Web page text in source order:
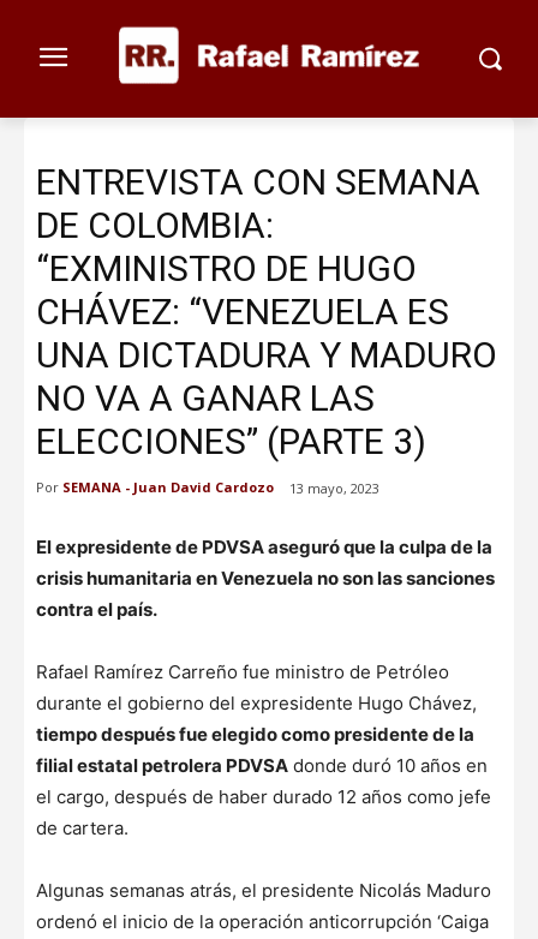
ENTREVISTA CON SEMANA
DE COLOMBIA:
“EXMINISTRO DE HUGO
CHÁVEZ: “VENEZUELA ES
UNA DICTADURA Y MADURO
NO VA A GANAR LAS
ELECCIONES” (PARTE 3)
Por SEMANA - Juan David Cardozo 13 mayo, 2023
El expresidente de PDVSA aseguró que la culpa de la
crisis humanitaria en Venezuela no son las sanciones
contra el país.
Rafael Ramírez Carreño fue ministro de Petróleo
durante el gobierno del expresidente Hugo Chávez,
tiempo después fue elegido como presidente de la
filial estatal petrolera PDVSA donde duró 10 años en
el cargo, después de haber durado 12 años como jefe
de cartera.
Algunas semanas atrás, el presidente Nicolás Maduro
ordenó el inicio de la operación anticorrupción ‘Caiga